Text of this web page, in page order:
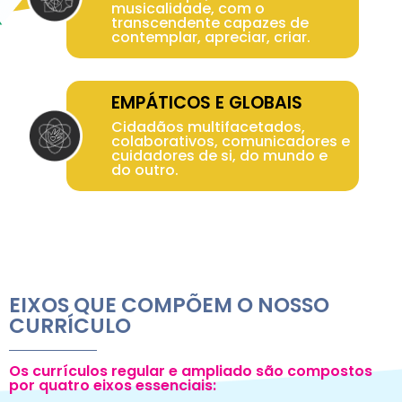
musicalidade, com o
transcendente capazes de
contemplar, apreciar, criar.
EMPÁTICOS E GLOBAIS
Cidadãos multifacetados,
colaborativos, comunicadores e
cuidadores de si, do mundo e
do outro.
EIXOS QUE COMPÕEM O NOSSO
CURRÍCULO
Os currículos regular e ampliado são compostos
por quatro eixos essenciais: